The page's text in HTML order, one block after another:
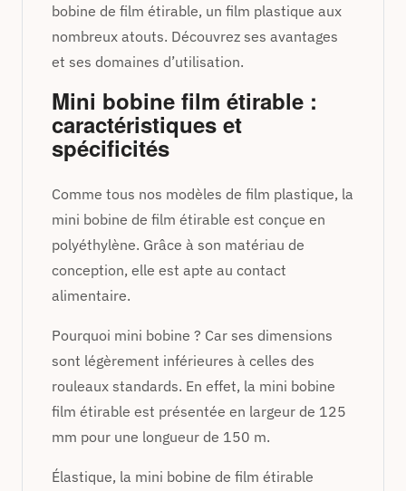
bobine de film étirable, un film plastique aux
nombreux atouts. Découvrez ses avantages
et ses domaines d’utilisation.
Mini bobine film étirable :
caractéristiques et
spécificités
Comme tous nos modèles de film plastique, la
mini bobine de film étirable est conçue en
polyéthylène. Grâce à son matériau de
conception, elle est apte au contact
alimentaire.
Pourquoi mini bobine ? Car ses dimensions
sont légèrement inférieures à celles des
rouleaux standards. En effet, la mini bobine
film étirable est présentée en largeur de 125
mm pour une longueur de 150 m.
Élastique, la mini bobine de film étirable